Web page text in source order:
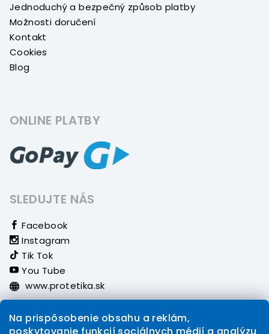
Na prispôsobenie obsahu a reklám,
Jednoduchý a bezpečný způsob platby
Možnosti doručení
Kontakt
Cookies
Blog
ONLINE PLATBY
SLEDUJTE NÁS
Facebook
Instagram
Tik Tok
You Tube
www.protetika.sk